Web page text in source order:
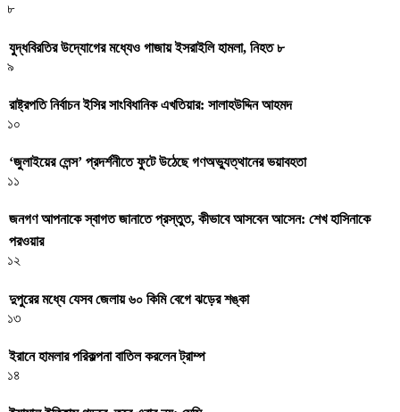
৮
যুদ্ধবিরতির উদ্যোগের মধ্যেও গাজায় ইসরাইলি হামলা, নিহত ৮
৯
রাষ্ট্রপতি নির্বাচন ইসির সাংবিধানিক এখতিয়ার: সালাহউদ্দিন আহমদ
১০
‘জুলাইয়ের লেন্স’ প্রদর্শনীতে ফুটে উঠেছে গণঅভ্যুত্থানের ভয়াবহতা
১১
জনগণ আপনাকে স্বাগত জানাতে প্রস্তুত, কীভাবে আসবেন আসেন: শেখ হাসিনাকে
পরওয়ার
১২
দুপুরের মধ্যে যেসব জেলায় ৬০ কিমি বেগে ঝড়ের শঙ্কা
১৩
ইরানে হামলার পরিকল্পনা বাতিল করলেন ট্রাম্প
১৪